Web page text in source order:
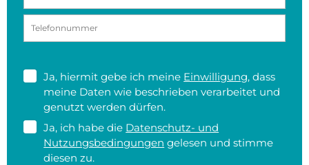
Ja, hiermit gebe ich meine Einwilligung, dass
meine Daten wie beschrieben verarbeitet und
genutzt werden dürfen.
Ja, ich habe die Datenschutz- und
Nutzungsbedingungen gelesen und stimme
diesen zu.